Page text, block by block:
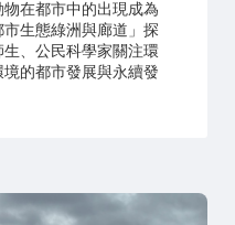
在都市中的出現成為
生態綠洲與廊道」探
、公民科學家關注環
的都市發展與永續發